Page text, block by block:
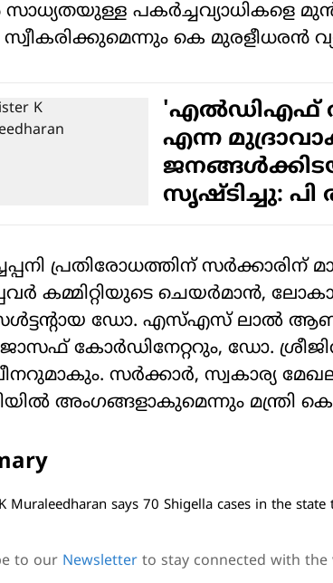
പകര്‍ച്ചവ്യാധികളെ
സ്വീകരിക്കുമെന്നും കെ മുരളീധരന്‍
'എല്‍ഡിഎഫ്
എന്ന
സൃഷ്ടിച്ചു: പി
പ്രതിരോധത്തിന്
കമ്മിറ്റിയുടെ ചെയര്‍മാന്‍,
ഡോ. എസ്എസ് ലാല്‍ ആണ്.
കോര്‍ഡിനേറ്ററും, ഡോ.
സര്‍ക്കാര്‍, സ്വകാര്യ
അംഗങ്ങളാകുമെന്നും മന്ത്രി
Muraleedharan says 70 Shigella cases in the
to our Newsletter to stay connected with